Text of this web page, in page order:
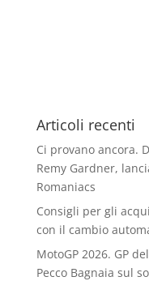
Articoli recenti
Ci provano ancora.
Remy Gardner,
Romaniacs
Consigli per gli
con il cambio
MotoGP 2026. GP
Pecco Bagnaia sul